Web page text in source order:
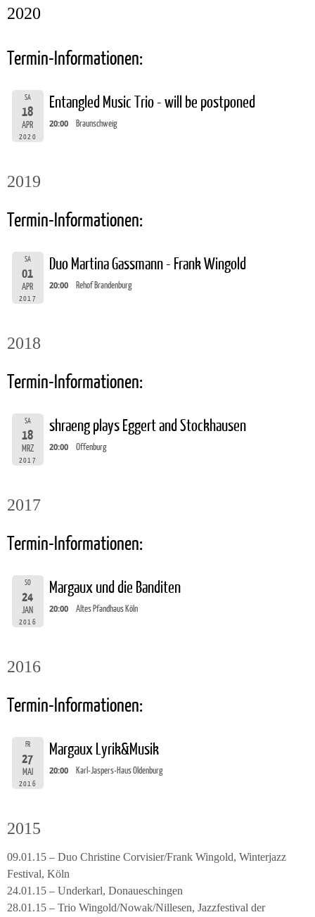
2020
Termin-Informationen:
SA
18
APR
2020
Entangled Music Trio - will be postponed
20:00 Braunschweig
2019
Termin-Informationen:
SA
01
APR
2017
Duo Martina Gassmann - Frank Wingold
20:00 Rehof Brandenburg
2018
Termin-Informationen:
SA
18
MRZ
2017
shraeng plays Eggert and Stockhausen
20:00 Offenburg
2017
Termin-Informationen:
SO
24
JAN
2016
Margaux und die Banditen
20:00 Altes Pfandhaus Köln
2016
Termin-Informationen:
FR
27
MAI
2016
Margaux Lyrik&Musik
20:00 Karl-Jaspers-Haus Oldenburg
2015
09.01.15 – Duo Christine Corvisier/Frank Wingold, Winterjazz
Festival, Köln
24.01.15 – Underkarl, Donaueschingen
28.01.15 – Trio Wingold/Nowak/Nillesen, Jazzfestival der